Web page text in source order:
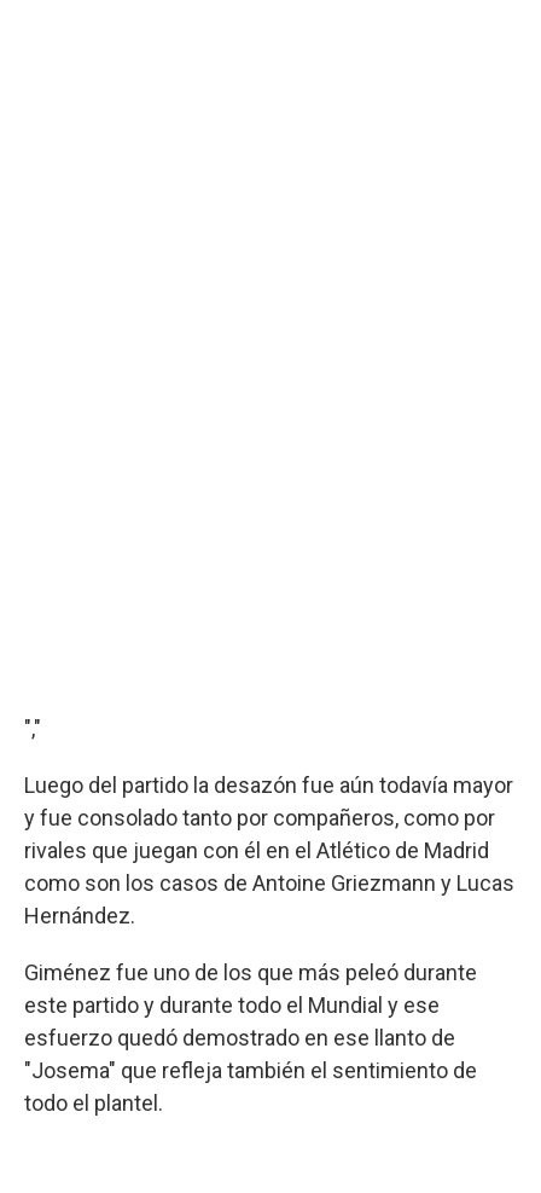
","
Luego del partido la desazón fue aún todavía mayor
y fue consolado tanto por compañeros, como por
rivales que juegan con él en el Atlético de Madrid
como son los casos de Antoine Griezmann y Lucas
Hernández.
Giménez fue uno de los que más peleó durante
este partido y durante todo el Mundial y ese
esfuerzo quedó demostrado en ese llanto de
"Josema" que refleja también el sentimiento de
todo el plantel.